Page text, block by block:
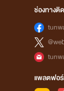
ช่องทางติ
แพลตฟอร์